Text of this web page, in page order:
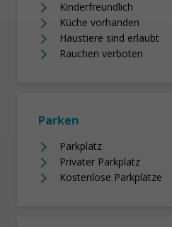
Kinderfreundlich
Küche vorhanden
Haustiere sind erlaubt
Rauchen verboten
Parken
Parkplatz
Privater Parkplatz
Kostenlose Parkplätze